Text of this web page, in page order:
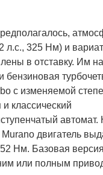
л.с., 325 Нм) и
в отставку. Им
бензиновая
с изменяемой
и классический
двигатель
Нм. Базовая
или полным